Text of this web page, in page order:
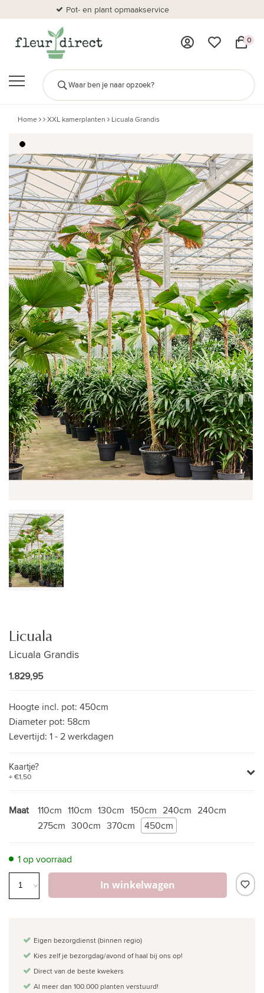
Pot- en plant opmaakservice
0
Home XXL kamerplanten Licuala Grandis
Licuala
Licuala Grandis
1.829,95
Hoogte incl. pot: 450cm
Diameter pot: 58cm
Levertijd: 1 - 2 werkdagen
Kaartje?
+ €1,50
Maat
370cm
450cm
240cm
110cm 110cm 130cm 150cm
300cm
275cm
240cm
1 op voorraad
In winkelwagen
Eigen bezorgdienst (binnen regio)
Kies zelf je bezorgdag/avond of haal bij ons op!
Direct van de beste kwekers
Al meer dan 100.000 planten verstuurd!